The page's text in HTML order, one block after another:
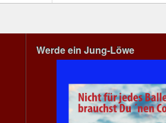
Werde ein Jung-Löwe